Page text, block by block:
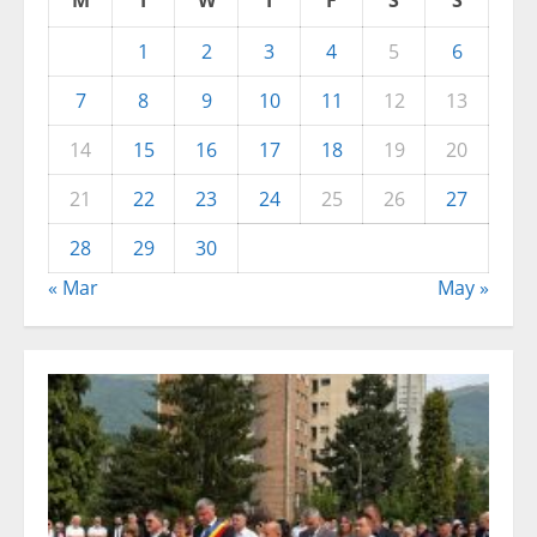
1
2 3 4 5
6
7
8 9 10 11 12
13
14
15 16 17 18 19
20
21
22 23 24 25 26
27
28
29
30
« Mar
May »